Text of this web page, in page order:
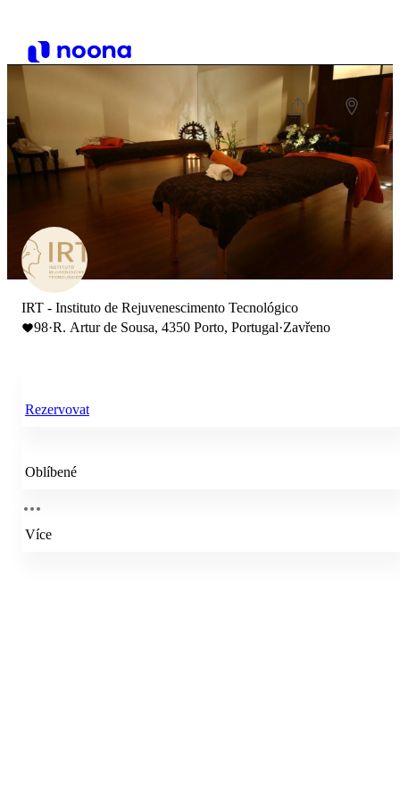
IRT - Instituto de Rejuvenescimento Tecnológico
98·R. Artur de Sousa, 4350 Porto, Portugal·Zavřeno
Rezervovat
Oblíbené
Více